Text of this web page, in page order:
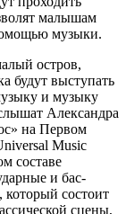
малышам
музыки.
остров,
будут выступать
и музыку
Александра
на Первом
Music
составе
и бас-
который состоит
сцены,